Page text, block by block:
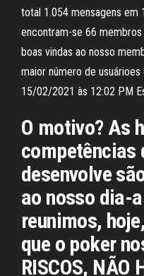
total 1.054 mensagens
encontram-se 66
boas vindas ao nosso
maior número de
15/02/2021 às 12:02 PM
O motivo? As
competências
desenvolve
ao nosso dia-
reunimos,
que o poker
RISCOS, NÃO